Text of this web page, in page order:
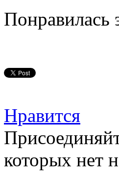
Понравилась
Нравится
которых нет